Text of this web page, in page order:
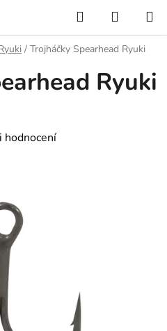
Hledat
KOŠÍK
/ Trojháčky Spearhead Ryuki
Ryuki
hodnocení